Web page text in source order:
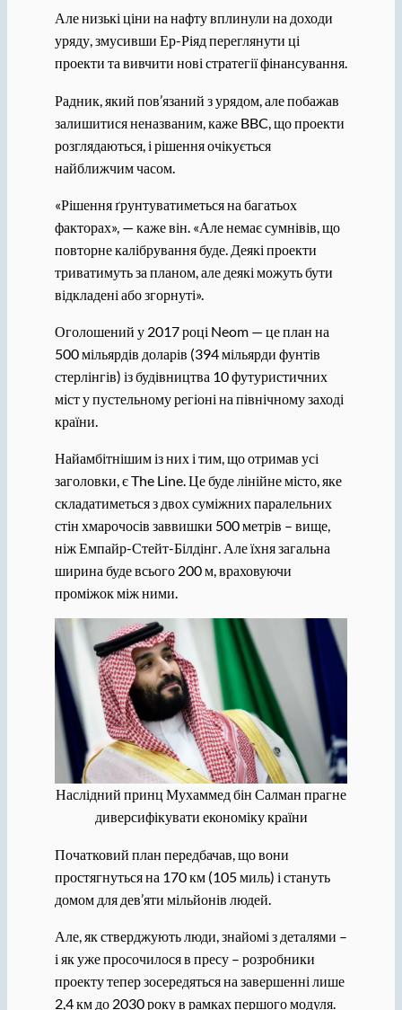
Але низькі ціни на нафту вплинули на доходи
уряду, змусивши Ер-Ріяд переглянути ці
проекти та вивчити нові стратегії фінансування.
Радник, який пов’язаний з урядом, але побажав
залишитися неназваним, каже BBC, що проекти
розглядаються, і рішення очікується
найближчим часом.
«Рішення ґрунтуватиметься на багатьох
факторах», — каже він. «Але немає сумнівів, що
повторне калібрування буде. Деякі проекти
триватимуть за планом, але деякі можуть бути
відкладені або згорнуті».
Оголошений у 2017 році Neom — це план на
500 мільярдів доларів (394 мільярди фунтів
стерлінгів) із будівництва 10 футуристичних
міст у пустельному регіоні на північному заході
країни.
Найамбітнішим із них і тим, що отримав усі
заголовки, є The Line. Це буде лінійне місто, яке
складатиметься з двох суміжних паралельних
стін хмарочосів заввишки 500 метрів – вище,
ніж Емпайр-Стейт-Білдінг. Але їхня загальна
ширина буде всього 200 м, враховуючи
проміжок між ними.
Наслідний принц Мухаммед бін Салман прагне
диверсифікувати економіку країни
Початковий план передбачав, що вони
простягнуться на 170 км (105 миль) і стануть
домом для дев’яти мільйонів людей.
Але, як стверджують люди, знайомі з деталями –
і як уже просочилося в пресу – розробники
проекту тепер зосередяться на завершенні лише
2,4 км до 2030 року в рамках першого модуля.